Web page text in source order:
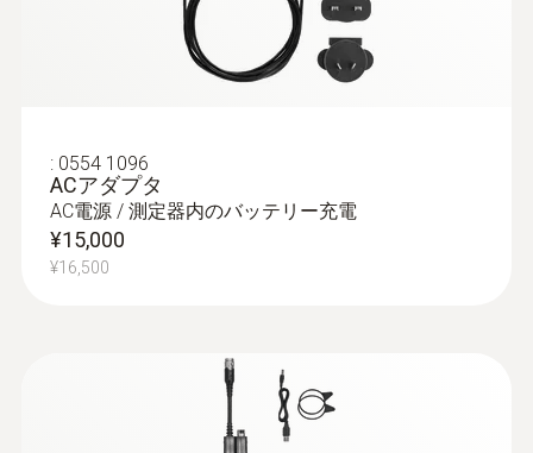
温度センサ内蔵ピトー管 - 750 ㎜
: 0554 1096
ACアダプタ
AC電源 / 測定器内のバッテリー充電
¥15,000
¥16,500